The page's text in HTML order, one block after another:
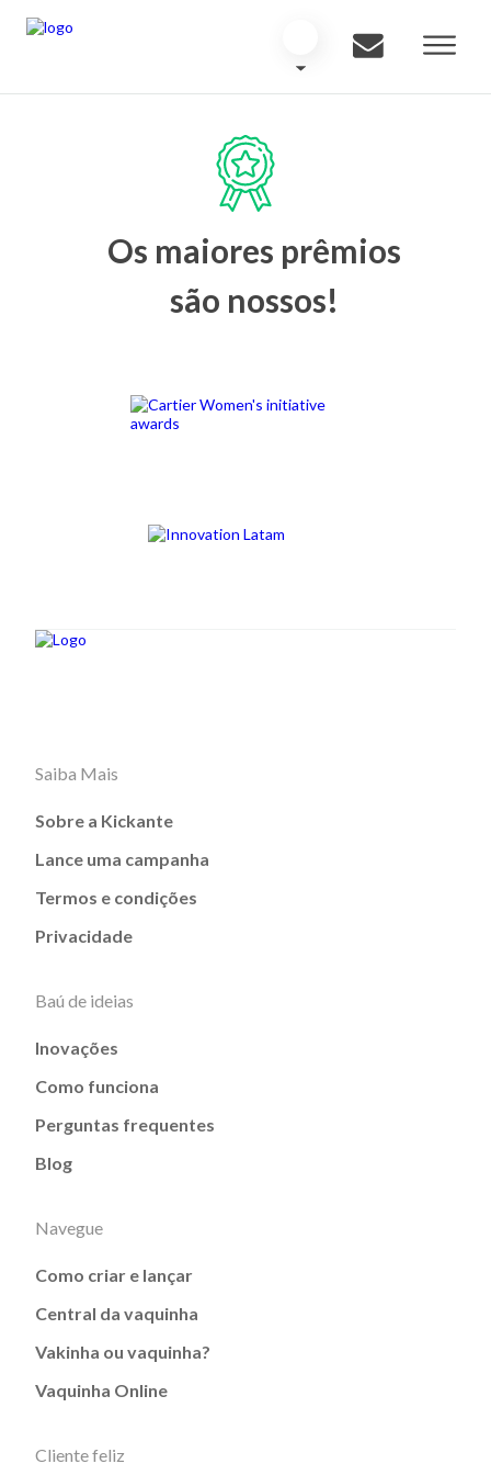
Os maiores prêmios
são nossos!
Saiba Mais
Sobre a Kickante
Lance uma campanha
Termos e condições
Privacidade
Baú de ideias
Inovações
Como funciona
Perguntas frequentes
Blog
Navegue
Como criar e lançar
Central da vaquinha
Vakinha ou vaquinha?
Vaquinha Online
Cliente feliz